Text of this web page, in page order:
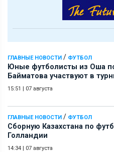
ГЛАВНЫЕ НОВОСТИ / ФУТБОЛ
Юные футболисты из Оша
Байматова участвуют в
15:51 | 07 августа
ГЛАВНЫЕ НОВОСТИ / ФУТБОЛ
Сборную Казахстана по
Голландии
14:34 | 07 августа